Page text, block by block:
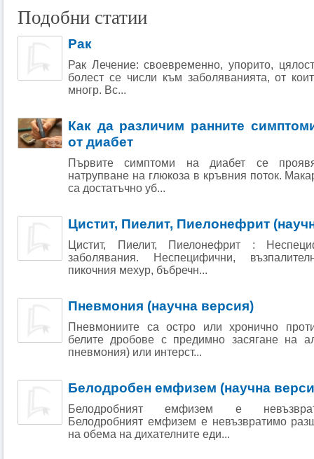
Подобни статии
Рак
Рак Лечение: своевременно, упорито,
болест се числи към заболяванията, от
многр. Вс...
Как да различим ранните
от диабет
Първите симптоми на диабет се
натрупване на глюкоза в кръвния поток.
са достатъчно уб...
Цистит, Пиелит, Пиелонефрит
Цистит, Пиелит, Пиелонефрит :
заболявания. Неспецифични,
пикочния мехур, бъбречн...
Пневмония (научна версия)
Пневмониите са остро или хронично
белите дробове с предимно засягане на
пневмония) или интерст...
Белодробен емфизем (научна
Белодробният емфизем е
Белодробният емфизем е невъзвратимо
на обема на дихателните еди...